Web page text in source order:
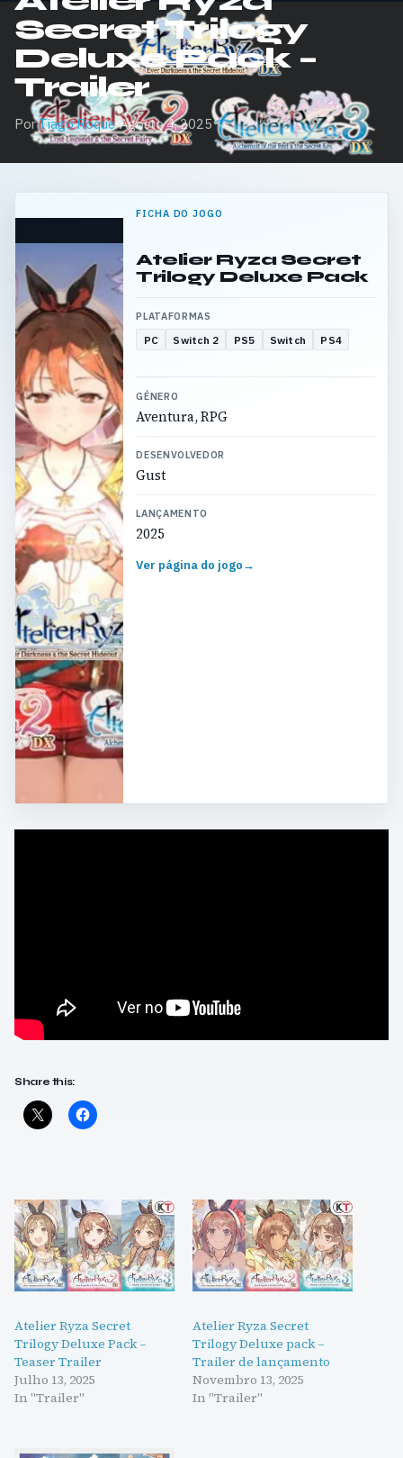
Secret Trilogy
Deluxe Pack –
Trailer
PorTiago Roque·Agosto 4, 2025
FICHA DO JOGO
Atelier Ryza Secret
Trilogy Deluxe Pack
PLATAFORMAS
PC Switch 2 PS5 Switch PS4
GÉNERO
Aventura, RPG
DESENVOLVEDOR
Gust
LANÇAMENTO
2025
Ver página do jogo→
Share this:
Atelier Ryza Secret
Trilogy Deluxe Pack –
Teaser Trailer
Julho 13, 2025
In "Trailer"
Atelier Ryza Secret
Trilogy Deluxe pack –
Trailer de lançamento
Novembro 13, 2025
In "Trailer"